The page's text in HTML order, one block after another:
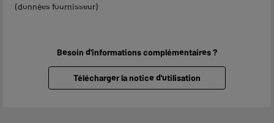
(données fournisseur)
Besoin d'informations complémentaires ?
Télécharger la notice d'utilisation